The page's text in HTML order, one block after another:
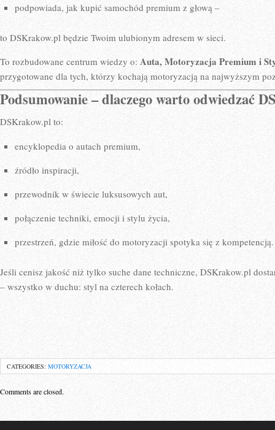
podpowiada, jak kupić samochód premium z głową –
to DSKrakow.pl będzie Twoim ulubionym adresem w sieci.
To rozbudowane centrum wiedzy o: Auta, Motoryzacja Premium i
przygotowane dla tych, którzy kochają motoryzacją na najwyższym
Podsumowanie – dlaczego warto odwiedzać
DSKrakow.pl to:
encyklopedia o autach premium,
źródło inspiracji,
przewodnik w świecie luksusowych aut,
połączenie techniki, emocji i stylu życia,
przestrzeń, gdzie miłość do motoryzacji spotyka się z kompetencją.
Jeśli cenisz jakość niż tylko suche dane techniczne, DSKrakow.pl
– wszystko w duchu: styl na czterech kołach.
CATEGORIES: MOTORYZACJA
Comments are closed.